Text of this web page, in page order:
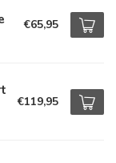
€65,95
€119,95